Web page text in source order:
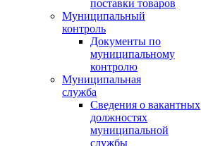
поставки товаров
Муниципальный
контроль
Документы по
муниципальному
контролю
Муниципальная
служба
Сведения о вакантных
должностях
муниципальной
службы